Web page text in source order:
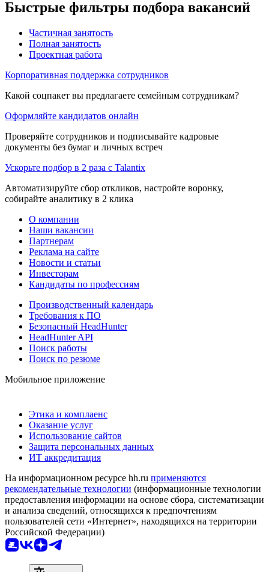
Быстрые фильтры подбора вакансий
Частичная занятость
Полная занятость
Проектная работа
Корпоративная поддержка сотрудников
Какой соцпакет вы предлагаете семейным сотрудникам?
Оформляйте кандидатов онлайн
Проверяйте сотрудников и подписывайте кадровые
документы без бумаг и личных встреч
Ускорьте подбор в 2 раза с Talantix
Автоматизируйте сбор откликов, настройте воронку,
собирайте аналитику в 2 клика
О компании
Наши вакансии
Партнерам
Реклама на сайте
Новости и статьи
Инвесторам
Кандидаты по профессиям
Производственный календарь
Требования к ПО
Безопасный HeadHunter
HeadHunter API
Поиск работы
Поиск по резюме
Мобильное приложение
Этика и комплаенс
Оказание услуг
Использование сайтов
Защита персональных данных
ИТ аккредитация
На информационном ресурсе hh.ru применяются
рекомендательные технологии (информационные технологии
предоставления информации на основе сбора, систематизации
и анализа сведений, относящихся к предпочтениям
пользователей сети «Интернет», находящихся на территории
Российской Федерации)